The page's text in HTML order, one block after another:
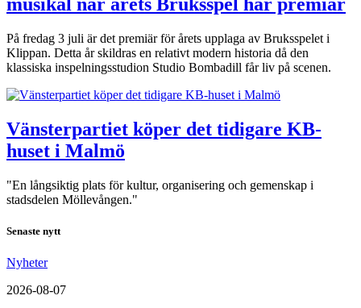
På fredag 3 juli är det premiär för årets upplaga av Bruksspelet i
Klippan. Detta år skildras en relativt modern historia då den
klassiska inspelningsstudion Studio Bombadill får liv på scenen.
Vänsterpartiet köper det tidigare KB-
huset i Malmö
"En långsiktig plats för kultur, organisering och gemenskap i
stadsdelen Möllevången."
Senaste nytt
Nyheter
2026-08-07